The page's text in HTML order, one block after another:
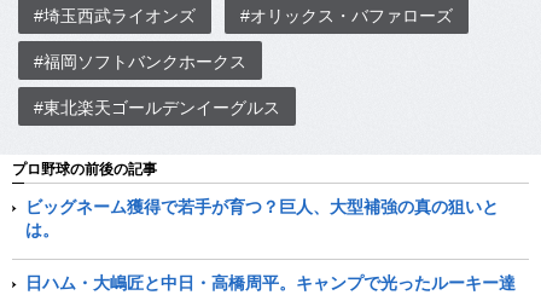
#埼玉西武ライオンズ #オリックス・バファローズ
#福岡ソフトバンクホークス
#東北楽天ゴールデンイーグルス
プロ野球の前後の記事
ビッグネーム獲得で若手が育つ？巨人、大型補強の真の狙いと
は。
日ハム・大嶋匠と中日・高橋周平。キャンプで光ったルーキー達